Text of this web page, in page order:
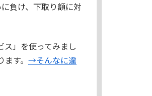
負け、下取り額に対
」を使ってみまし
す。 →そんなに違